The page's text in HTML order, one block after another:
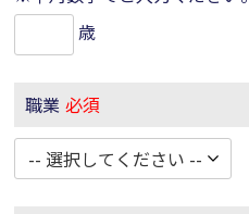
歳
職業 必須